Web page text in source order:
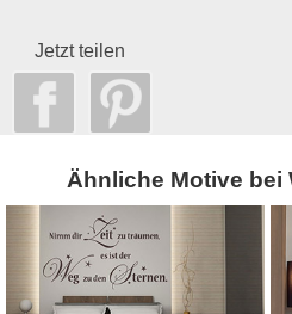
Jetzt teilen
Ähnliche Motive bei